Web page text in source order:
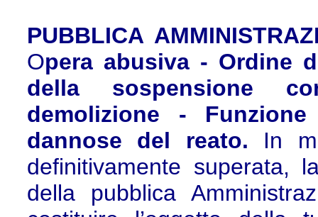
PUBBLICA
Opera abusiva - Ordine
della sospensione
demolizione -
dannose del reato. In
definitivamente superata,
della pubblica